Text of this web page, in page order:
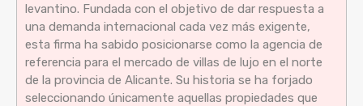
levantino. Fundada con el objetivo de dar respuesta a
una demanda internacional cada vez más exigente,
esta firma ha sabido posicionarse como la agencia de
referencia para el mercado de villas de lujo en el norte
de la provincia de Alicante. Su historia se ha forjado
seleccionando únicamente aquellas propiedades que